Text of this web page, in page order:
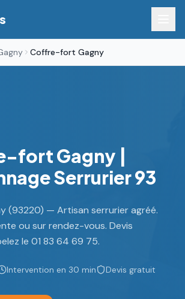
Coffre-fort Gagny
fort Gagny |
Serrurier 93
(93220) — Artisan serrurier agréé.
ou sur rendez-vous. Devis
le 01 83 64 69 75.
Intervention en 30 min Devis gratuit